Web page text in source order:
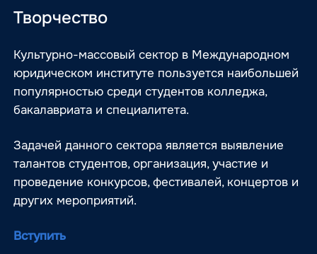
Творчество
Культурно-массовый сектор в Международном
юридическом институте пользуется наибольшей
популярностью среди студентов колледжа,
бакалавриата и специалитета.
Задачей данного сектора является выявление
талантов студентов, организация, участие и
проведение конкурсов, фестивалей, концертов и
других мероприятий.
Вступить